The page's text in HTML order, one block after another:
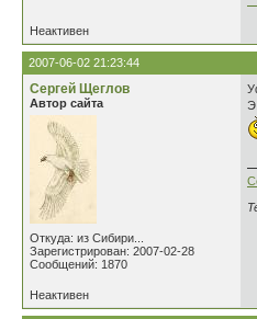
Неактивен
2007-06-02 21:23:44
Сергей Щеглов
Автор сайта
Откуда: из Сибири...
Зарегистрирован: 2007-02-28
Сообщений: 1870
Неактивен